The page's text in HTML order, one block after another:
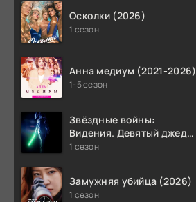
Осколки (2026)
1 сезон
Анна медиум (2021-2026)
1-5 сезон
Звёздные войны:
Видения. Девятый джедай
(2026)
1 сезон
Замужняя убийца (2026)
1 сезон